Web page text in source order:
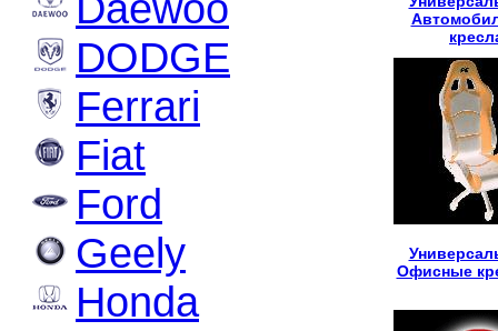
DODGE
Ferrari
Fiat
Ford
Geely
Honda
Офисные